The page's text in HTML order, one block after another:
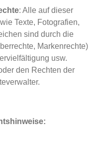
: Alle auf dieser
Texte, Fotografien,
sind durch die
Markenrechte)
usw.
den Rechten der